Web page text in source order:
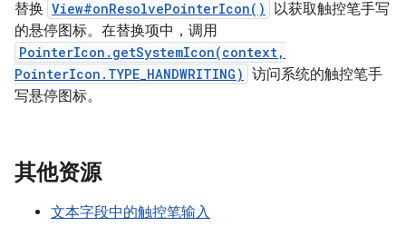
替换 View#onResolvePointerIcon()
以获取触控笔手写
的悬停图标。在替换项中，调用
PointerIcon.getSystemIcon(context,
PointerIcon.TYPE_HANDWRITING) 访问系统的触控笔手
写悬停图标。
其他资源
文本字段中的触控笔输入